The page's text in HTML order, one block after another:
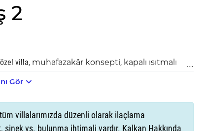
2
villa, muhafazakâr konsepti, kapalı ısıtmalı
tasarlanmıştır; böylece misafirlerine tam anlamıyla özel bir
keyfi yaşamak isteyenler için ideal olup, jakuzili özel alan
doğal dokularla bütünleşen mimarisi sayesinde
Gör
villalarımızda düzenli olarak ilaçlama
sinek vs. bulunma ihtimali vardır. Kalkan Hakkında